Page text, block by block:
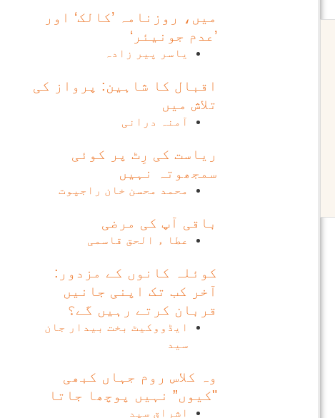
میں، روزنامہ ’کالک‘ اور
’عدم جونیئر‘
یاسر پیر زادہ
اقبال کا شاہین: پرواز کی
تلاش میں
آمنہ درانی
ریاست کی رِٹ پر کوئی
سمجھوتہ نہیں
محمد محسن خان راجپوت
باقی آپ کی مرضی
عطا ء الحق قاسمی
کوئلہ کانوں کے مزدور:
آخر کب تک اپنی جانیں
قربان کرتے رہیں گے؟
ایڈووکیٹ بخت بیدار جان
سید
وہ کلاس روم جہاں کبھی
"کیوں” نہیں پوچھا جاتا
اشراق سید